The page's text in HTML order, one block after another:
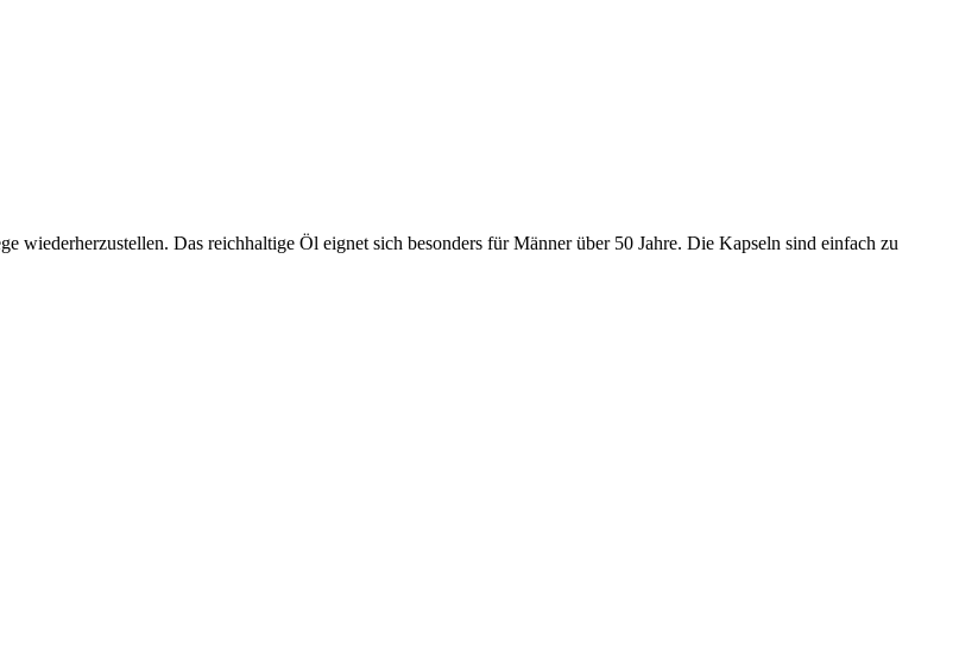
Das reichhaltige Öl eignet sich besonders für Männer über 50 Jahre. Die Kapseln sind einfach zu